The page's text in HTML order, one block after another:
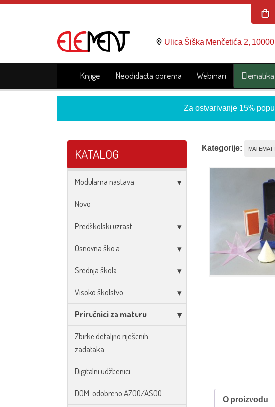
Ulica Šiška Menčetića 2,
Knjige Neodidacta oprema Webinari Elematika
Za ostvarivanje 15%
KATALOG
Modularna nastava
Novo
Predškolski uzrast
Osnovna škola
Srednja škola
Visoko školstvo
Priručnici za maturu
Zbirke detaljno riješenih
zadataka
Digitalni udžbenici
DOM-odobreno AZOO/ASOO
Kategorije:
O proizvodu